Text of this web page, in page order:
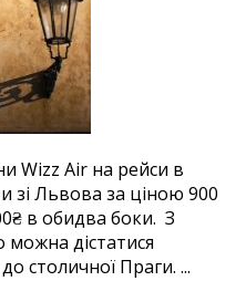
Wizz Air на рейси в
зі Львова за ціною 900
в обидва боки. З
дістатися
столичної Праги. ...